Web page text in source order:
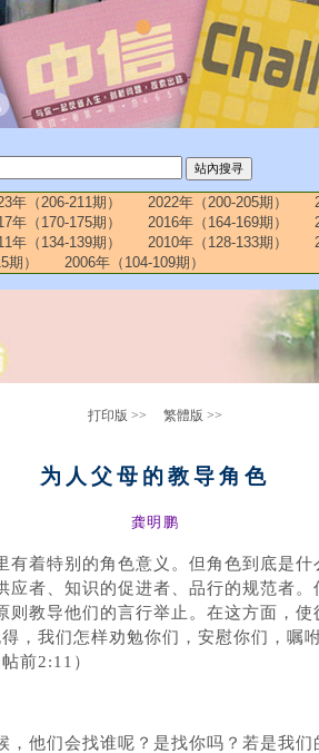
年（206-211期） 2022年（200-205期）
年（170-175期） 2016年（164-169期）
年（134-139期） 2010年（128-133期）
期） 2006年（104-109期）
打印版 >> 繁體版 >>
为人父母的教导角色
龚明鹏
有着特别的角色意义。但角色到底是什
应者、知识的促进者、品行的规范者
则教导他们的言行举止。在这方面，
，我们怎样劝勉你们，安慰你们，嘱
前2:11）
，他们会找谁呢？是找你吗？若是我